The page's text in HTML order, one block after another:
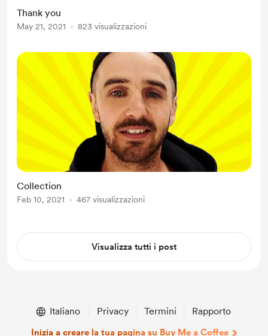
Thank you
May 21, 2021 823 visualizzazioni
Collection
Feb 10, 2021 467 visualizzazioni
Visualizza tutti i post
Italiano Privacy Termini Rapporto
Inizia a creare la tua pagina su Buy Me a Coffee